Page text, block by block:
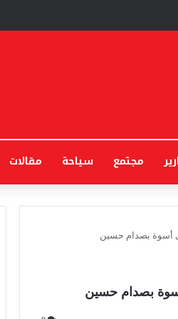
مجتمع سياحة مقالات
أسوة بصدام حسين
بصدام حسين